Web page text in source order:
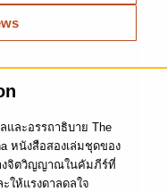
และอรรถาธิบาย The
หนังสือสองเล่มชุดของ
งจิตวิญญาณในคัมภีร์ที่
ให้แรงดาลดลใจ